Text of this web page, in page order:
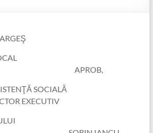
ARGEŞ
APROB,
SOCIALĂ
EXECUTIV